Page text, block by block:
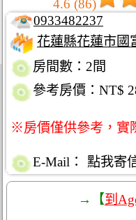
4.6 (86)
0933482237
花蓮縣花蓮市國
房間數：2間
參考房價：NT$
※房價僅供參考，實
E-Mail： 點我寄
→【到